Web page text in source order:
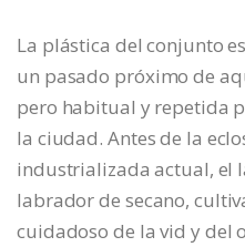
La plástica del conjunto
un pasado próximo de
pero habitual y repetida
la ciudad. Antes de la
industrializada actual, el
labrador de secano,
cuidadoso de la vid y del